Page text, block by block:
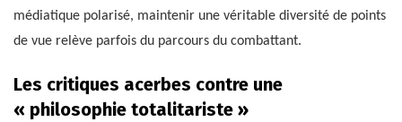
médiatique polarisé, maintenir une véritable diversité de points
de vue relève parfois du parcours du combattant.
Les critiques acerbes contre une
« philosophie totalitariste »